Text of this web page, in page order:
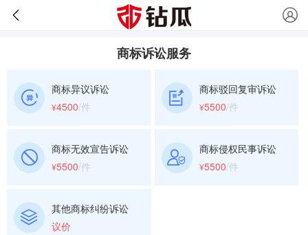
商标诉讼服务
商标异议诉讼
¥4500/件
商标驳回复审诉讼
¥5500/件
商标无效宣告诉讼
¥5500/件
商标侵权民事诉讼
¥5500/件
其他商标纠纷诉讼
议价